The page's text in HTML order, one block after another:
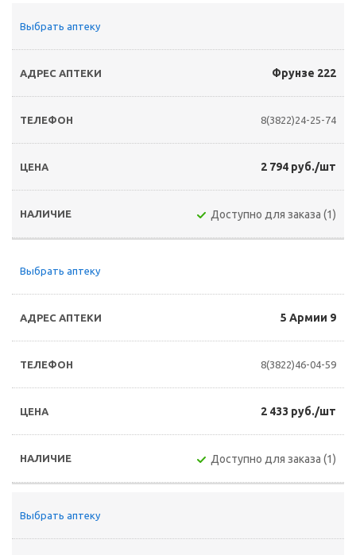
Выбрать аптеку
Фрунзе 222
8(3822)24-25-74
2 794 руб./шт
Доступно для заказа (1)
Выбрать аптеку
5 Армии 9
8(3822)46-04-59
2 433 руб./шт
Доступно для заказа (1)
Выбрать аптеку